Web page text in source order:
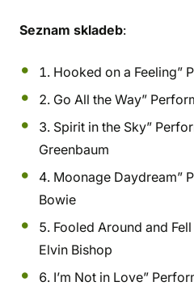
Seznam skladeb:
1. Hooked on a Feeling”
2. Go All the Way”
3. Spirit in the Sky”
Greenbaum
4. Moonage Daydream”
Bowie
5. Fooled Around and
Elvin Bishop
6. I’m Not in Love”